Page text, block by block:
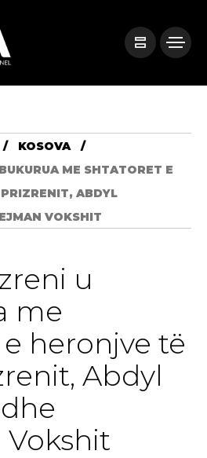
KOSOVA
ME SHTATORET E
ABDYL
VOKSHIT
u
me
heronjve të
Abdyl